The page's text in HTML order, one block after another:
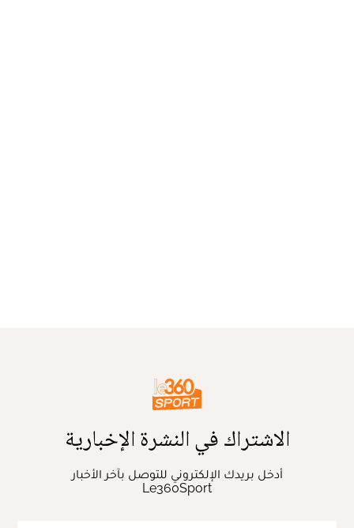
الاشتراك في النشرة الإخبارية
أدخل بريدك الإلكتروني للتوصل بآخر الأخبار
Le360Sport